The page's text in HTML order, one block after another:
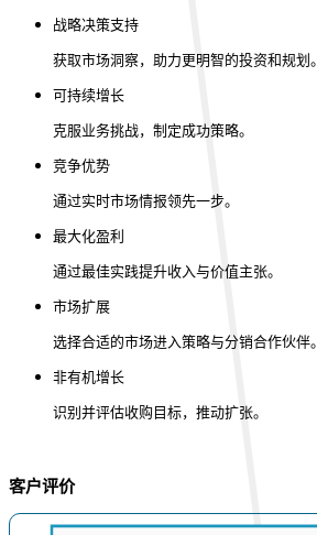
战略决策支持
获取市场洞察，助力更明智的投资和规划。
可持续增长
克服业务挑战，制定成功策略。
竞争优势
通过实时市场情报领先一步。
最大化盈利
通过最佳实践提升收入与价值主张。
市场扩展
选择合适的市场进入策略与分销合作伙伴。
非有机增长
识别并评估收购目标，推动扩张。
客户评价